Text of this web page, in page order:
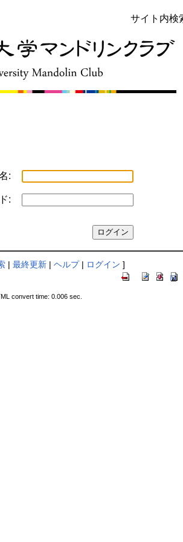
サイト内検
:
:
| 最終更新 | ヘルプ| ログイン ]
convert time: 0.006 sec.